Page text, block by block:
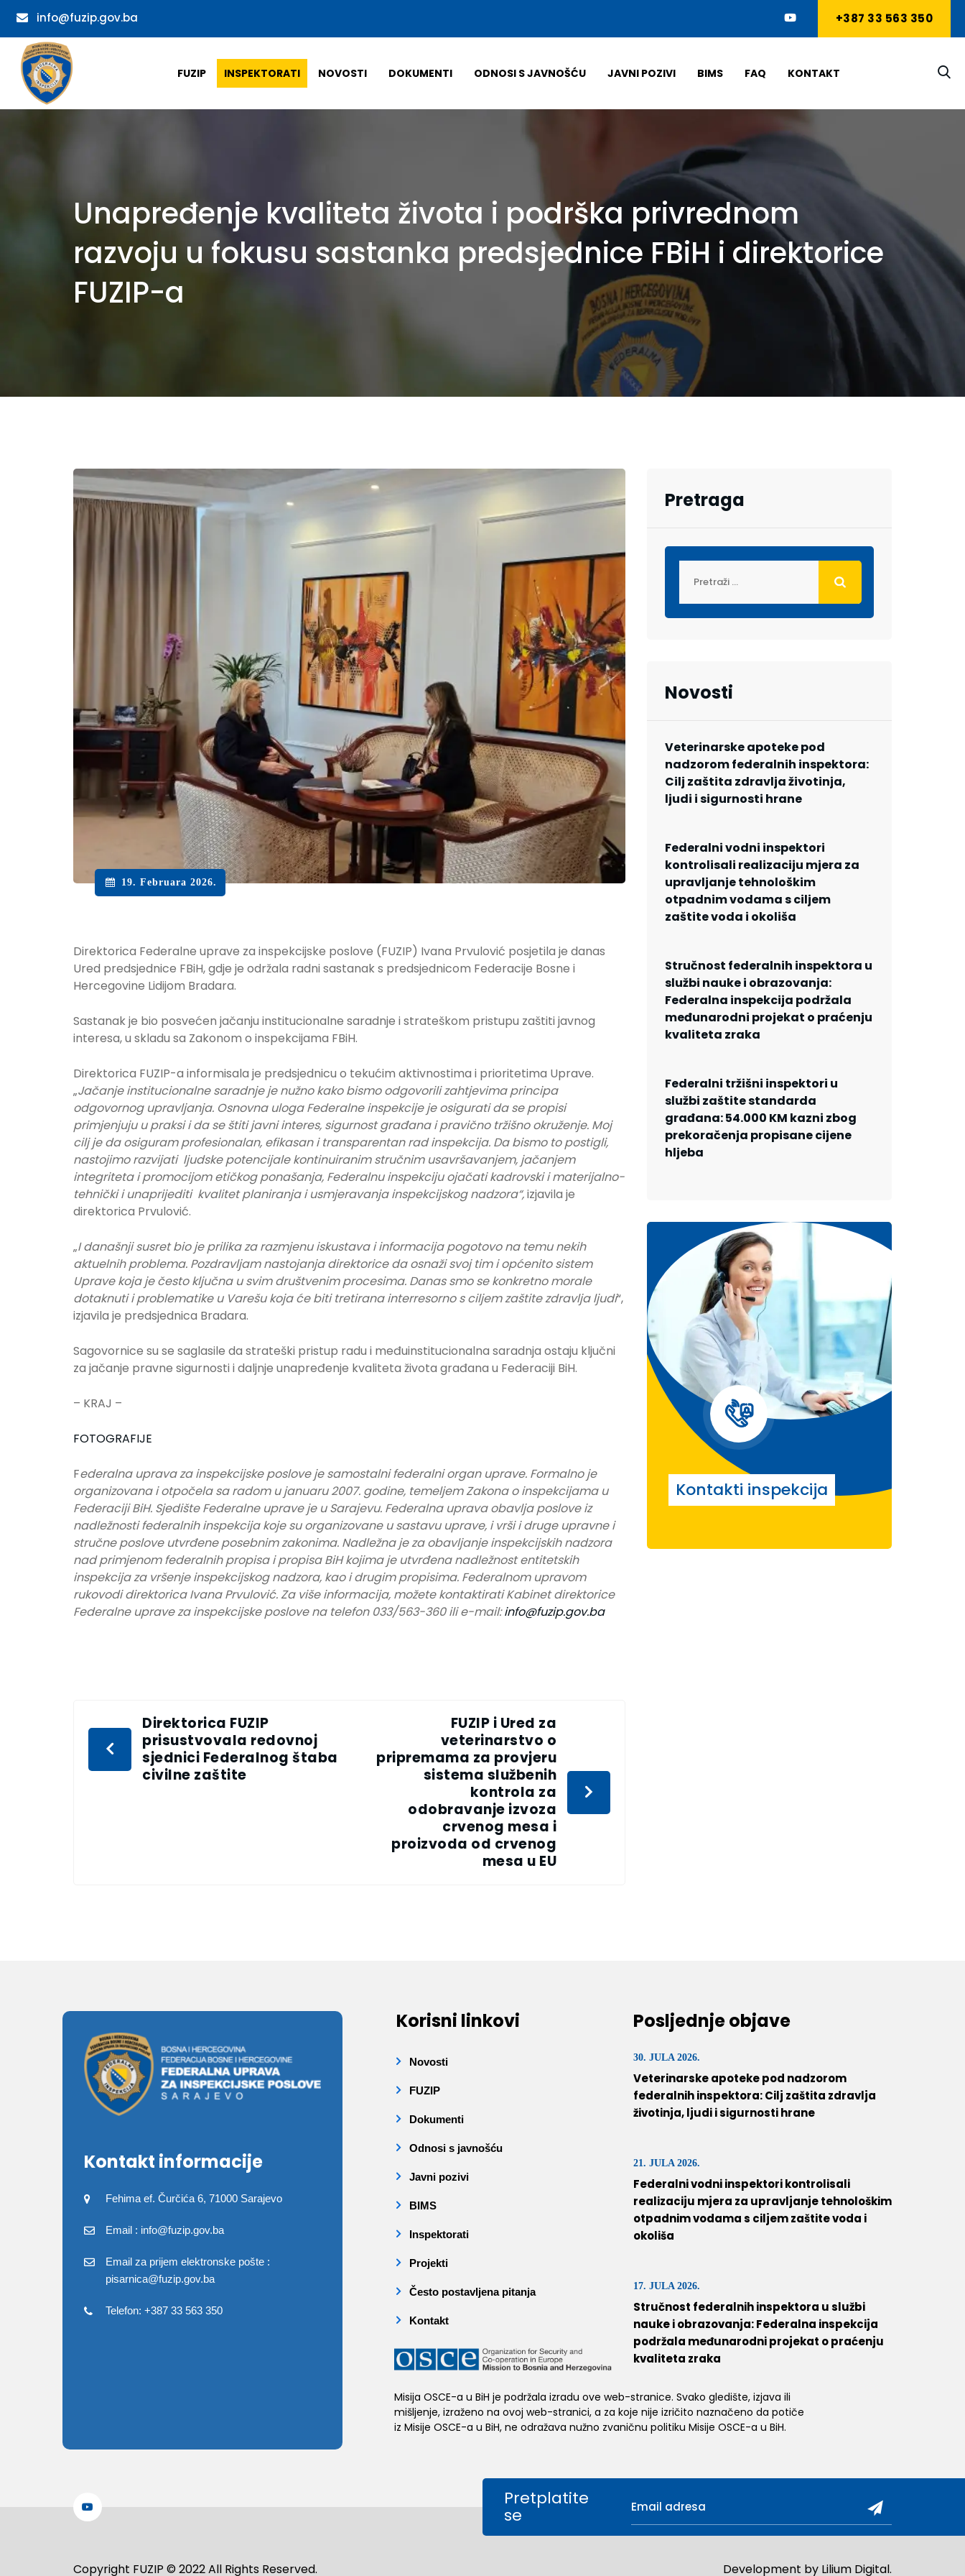
info@fuzip.gov.ba +387 33 563 350
FUZIP INSPEKTORATI NOVOSTI DOKUMENTI ODNOSI S JAVNOŠĆU JAVNI POZIVI BIMS FAQ KONTAKT
Unapređenje kvaliteta života i podrška privrednom
razvoju u fokusu sastanka predsjednice FBiH i direktorice
FUZIP-a
19. Februara 2026.
Direktorica Federalne uprave za inspekcijske poslove (FUZIP) Ivana Prvulović posjetila je danas
Ured predsjednice FBiH, gdje je održala radni sastanak s predsjednicom Federacije Bosne i
Hercegovine Lidijom Bradara.
Sastanak je bio posvećen jačanju institucionalne saradnje i strateškom pristupu zaštiti javnog
interesa, u skladu sa Zakonom o inspekcijama FBiH.
Direktorica FUZIP-a informisala je predsjednicu o tekućim aktivnostima i prioritetima Uprave.
„Jačanje institucionalne saradnje je nužno kako bismo odgovorili zahtjevima principa
odgovornog upravljanja. Osnovna uloga Federalne inspekcije je osigurati da se propisi
primjenjuju u praksi i da se štiti javni interes, sigurnost građana i pravično tržišno okruženje. Moj
cilj je da osiguram profesionalan, efikasan i transparentan rad inspekcija. Da bismo to postigli,
nastojimo razvijati ljudske potencijale kontinuiranim stručnim usavršavanjem, jačanjem
integriteta i promocijom etičkog ponašanja, Federalnu inspekciju ojačati kadrovski i materijalno-
tehnički i unaprijediti kvalitet planiranja i usmjeravanja inspekcijskog nadzora“,izjavila je
direktorica Prvulović.
„I današnji susret bio je prilika za razmjenu iskustava i informacija pogotovo na temu nekih
aktuelnih problema. Pozdravljam nastojanja direktorice da osnaži svoj tim i općenito sistem
Uprave koja je često ključna u svim društvenim procesima. Danas smo se konkretno morale
dotaknuti i problematike u Varešu koja će biti tretirana interresorno s ciljem zaštite zdravlja ljudi“,
izjavila je predsjednica Bradara.
Sagovornice su se saglasile da strateški pristup radu i međuinstitucionalna saradnja ostaju ključni
za jačanje pravne sigurnosti i daljnje unapređenje kvaliteta života građana u Federaciji BiH.
– KRAJ –
FOTOGRAFIJE
Federalna uprava za inspekcijske poslove je samostalni federalni organ uprave. Formalno je
organizovana i otpočela sa radom u januaru 2007. godine, temeljem Zakona o inspekcijama u
Federaciji BiH. Sjedište Federalne uprave je u Sarajevu. Federalna uprava obavlja poslove iz
nadležnosti federalnih inspekcija koje su organizovane u sastavu uprave, i vrši i druge upravne i
stručne poslove utvrđene posebnim zakonima. Nadležna je za obavljanje inspekcijskih nadzora
nad primjenom federalnih propisa i propisa BiH kojima je utvrđena nadležnost entitetskih
inspekcija za vršenje inspekcijskog nadzora, kao i drugim propisima. Federalnom upravom
rukovodi direktorica Ivana Prvulović. Za više informacija, možete kontaktirati Kabinet direktorice
Federalne uprave za inspekcijske poslove na telefon 033/563-360 ili e-mail:info@fuzip.gov.ba
Direktorica FUZIP
prisustvovala redovnoj
sjednici Federalnog štaba
civilne zaštite
FUZIP i Ured za
veterinarstvo o
pripremama za provjeru
sistema službenih
kontrola za
odobravanje izvoza
crvenog mesa i
proizvoda od crvenog
mesa u EU
Pretraga
Novosti
Veterinarske apoteke pod
nadzorom federalnih inspektora:
Cilj zaštita zdravlja životinja,
ljudi i sigurnosti hrane
Federalni vodni inspektori
kontrolisali realizaciju mjera za
upravljanje tehnološkim
otpadnim vodama s ciljem
zaštite voda i okoliša
Stručnost federalnih inspektora u
službi nauke i obrazovanja:
Federalna inspekcija podržala
međunarodni projekat o praćenju
kvaliteta zraka
Federalni tržišni inspektori u
službi zaštite standarda
građana: 54.000 KM kazni zbog
prekoračenja propisane cijene
hljeba
Kontakti inspekcija
Kontakt informacije
Fehima ef. Čurčića 6, 71000 Sarajevo
Email : info@fuzip.gov.ba
Email za prijem elektronske pošte :
pisarnica@fuzip.gov.ba
Telefon: +387 33 563 350
Korisni linkovi
Novosti
FUZIP
Dokumenti
Odnosi s javnošću
Javni pozivi
BIMS
Inspektorati
Projekti
Često postavljena pitanja
Kontakt
Misija OSCE-a u BiH je podržala izradu ove web-stranice. Svako gledište, izjava ili
mišljenje, izraženo na ovoj web-stranici, a za koje nije izričito naznačeno da potiče
iz Misije OSCE-a u BiH, ne odražava nužno zvaničnu politiku Misije OSCE-a u BiH.
Posljednje objave
30. JULA 2026.
Veterinarske apoteke pod nadzorom
federalnih inspektora: Cilj zaštita zdravlja
životinja, ljudi i sigurnosti hrane
21. JULA 2026.
Federalni vodni inspektori kontrolisali
realizaciju mjera za upravljanje tehnološkim
otpadnim vodama s ciljem zaštite voda i
okoliša
17. JULA 2026.
Stručnost federalnih inspektora u službi
nauke i obrazovanja: Federalna inspekcija
podržala međunarodni projekat o praćenju
kvaliteta zraka
Pretplatite
se
Copyright FUZIP © 2022 All Rights Reserved. Development by Lilium Digital.